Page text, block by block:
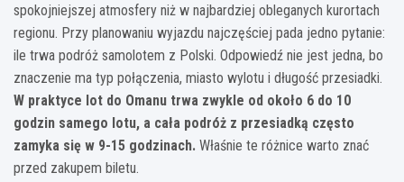
spokojniejszej atmosfery niż w najbardziej obleganych kurortach
regionu. Przy planowaniu wyjazdu najczęściej pada jedno pytanie:
ile trwa podróż samolotem z Polski. Odpowiedź nie jest jedna, bo
znaczenie ma typ połączenia, miasto wylotu i długość przesiadki.
W praktyce lot do Omanu trwa zwykle od około 6 do 10
godzin samego lotu, a cała podróż z przesiadką często
zamyka się w 9-15 godzinach. Właśnie te różnice warto znać
przed zakupem biletu.